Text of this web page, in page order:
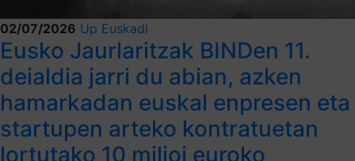
02/07/2026 Up Euskadi
Eusko Jaurlaritzak BINDen 11.
deialdia jarri du abian, azken
hamarkadan euskal enpresen eta
startupen arteko kontratuetan
lortutako 10 milioi euroko